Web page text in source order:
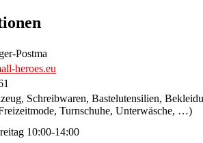
Postma
heroes.eu
Schreibwaren, Bastelutensilien,
Turnschuhe, Unterwäsche, …)
10:00-14:00